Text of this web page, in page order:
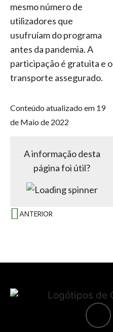
mesmo número de
utilizadores que
usufruíam do programa
antes da pandemia. A
participação é gratuita e o
transporte assegurado.
Conteúdo atualizado em 19
de Maio de 2022
A informação desta
página foi útil?
ANTERIOR